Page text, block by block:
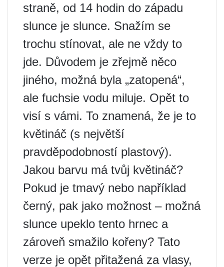
straně, od 14 hodin do západu
slunce je slunce. Snažím se
trochu stínovat, ale ne vždy to
jde. Důvodem je zřejmě něco
jiného, ​​možná byla „zatopená“,
ale fuchsie vodu miluje. Opět to
visí s vámi. To znamená, že je to
květináč (s největší
pravděpodobností plastový).
Jakou barvu má tvůj květináč?
Pokud je tmavý nebo například
černý, pak jako možnost – možná
slunce upeklo tento hrnec a
zároveň smažilo kořeny? Tato
verze je opět přitažená za vlasy,